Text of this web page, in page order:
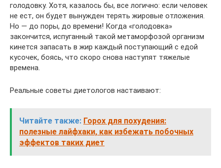
голодовку. Хотя, казалось бы, все логично: если человек
не ест, он будет вынужден терять жировые отложения.
Но — до поры, до времени! Когда «голодовка»
закончится, испуганный такой метаморфозой организм
кинется запасать в жир каждый поступающий с едой
кусочек, боясь, что скоро снова наступят тяжелые
времена.
Реальные советы диетологов настаивают:
Читайте также: Горох для похудения:
полезные лайфхаки, как избежать побочных
эффектов таких диет